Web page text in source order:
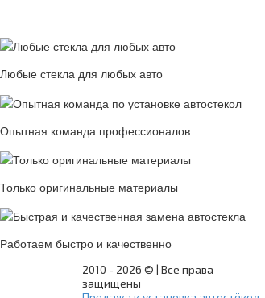
Любые стекла для любых авто
Опытная команда профессионалов
Только оригинальные материалы
Работаем быстро и качественно
2010 - 2026 © | Все права
защищены